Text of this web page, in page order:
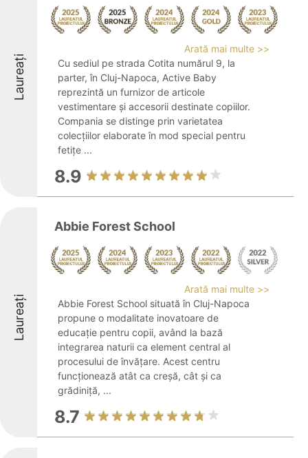
Laureați
Arată mai multe >>
Cu sediul pe strada Cotita numărul 9, la
parter, în Cluj-Napoca, Active Baby
reprezintă un furnizor de articole
vestimentare și accesorii destinate copiilor.
Compania se distinge prin varietatea
colecțiilor elaborate în mod special pentru
fetițe ...
8.9
Laureați
Abbie Forest School
Arată mai multe >>
Abbie Forest School situată în Cluj-Napoca
propune o modalitate inovatoare de
educație pentru copii, având la bază
integrarea naturii ca element central al
procesului de învățare. Acest centru
funcționează atât ca creșă, cât și ca
grădiniță, ...
8.7